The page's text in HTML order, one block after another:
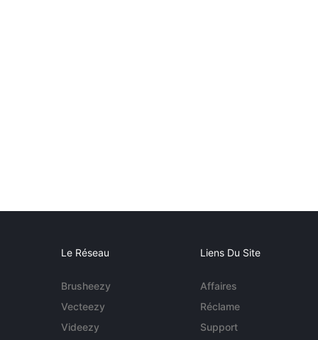
Le Réseau
Brusheezy
Vecteezy
Videezy
Liens Du Site
Affaires
Réclame
Support